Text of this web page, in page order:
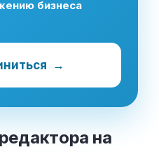
бизнеса
→
на